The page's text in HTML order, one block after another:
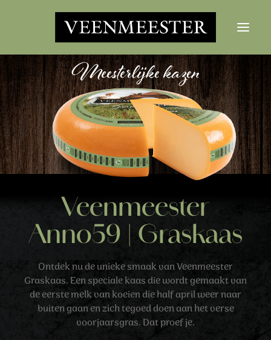
KAZEN
NIEUWS
CONTACT
LOGIN
Veenmeester
Anno59 | Graskaas
Ontdek nu de unieke smaak van Veenmeester
Graskaas. Een speciale kaas die wordt gemaakt van
de eerste melk van koeien die half april weer naar
buiten gaan en zich tegoed doen aan het verse
voorjaarsgras. Dat proef je.